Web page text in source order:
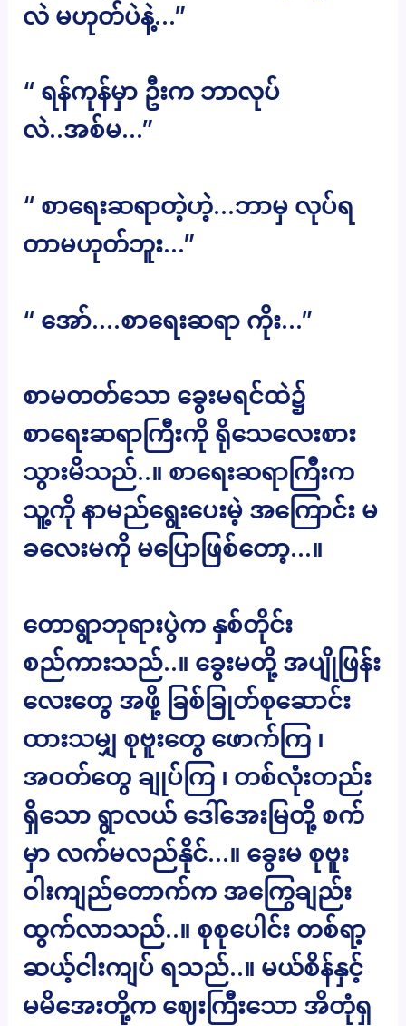
လဲ မဟုတ်ပဲနဲ့…”
“ ရန်ကုန်မှာ ဦးက ဘာလုပ်
လဲ..အစ်မ…”
“ စာရေးဆရာတဲ့ဟဲ့…ဘာမှ လုပ်ရ
တာမဟုတ်ဘူး…”
“ အော်….စာရေးဆရာ ကိုး…”
စာမတတ်သော ခွေးမရင်ထဲ၌
စာရေးဆရာကြီးကို ရိုသေလေးစား
သွားမိသည်..။ စာရေးဆရာကြီးက
သူ့ကို နာမည်ရွေးပေးမဲ့ အကြောင်း မ
ခလေးမကို မပြောဖြစ်တော့…။
တောရွာဘုရားပွဲက နှစ်တိုင်း
စည်ကားသည်..။ ခွေးမတို့ အပျိုဖြန်း
လေးတွေ အဖို့ ခြစ်ခြုတ်စုဆောင်း
ထားသမျှ စုဗူးတွေ ဖောက်ကြ ၊
အဝတ်တွေ ချုပ်ကြ ၊ တစ်လုံးတည်း
ရှိသော ရွာလယ် ဒေါ်အေးမြတို့ စက်
မှာ လက်မလည်နိုင်…။ ခွေးမ စုဗူး
ဝါးကျည်တောက်က အကြွေချည်း
ထွက်လာသည်..။ စုစုပေါင်း တစ်ရာ့
ဆယ့်ငါးကျပ် ရသည်..။ မယ်စိန်နှင့်
မမိအေးတို့က ဈေးကြီးသော အိတုံရှ